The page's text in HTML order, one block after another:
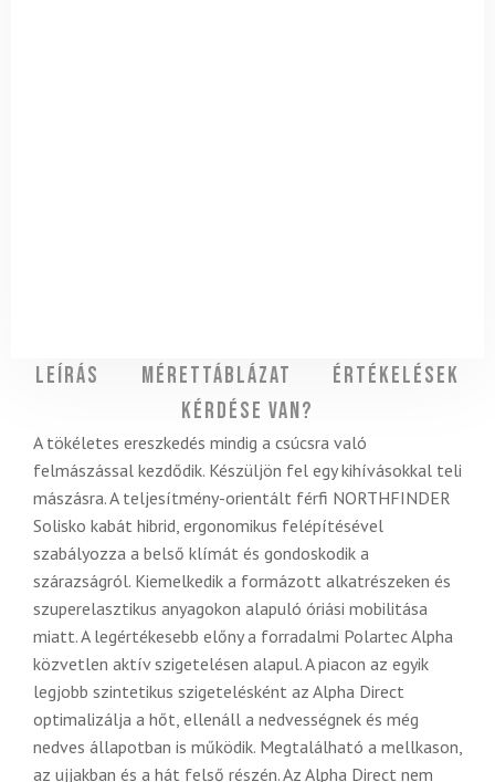
Leírás Mérettáblázat
Értékelések
Kérdése van?
A tökéletes ereszkedés mindig a csúcsra való
felmászással kezdődik. Készüljön fel egy kihívásokkal teli
mászásra. A teljesítmény-orientált férfi NORTHFINDER
Solisko kabát hibrid, ergonomikus felépítésével
szabályozza a belső klímát és gondoskodik a
szárazságról. Kiemelkedik a formázott alkatrészeken és
szuperelasztikus anyagokon alapuló óriási mobilitása
miatt. A legértékesebb előny a forradalmi Polartec Alpha
közvetlen aktív szigetelésen alapul. A piacon az egyik
legjobb szintetikus szigetelésként az Alpha Direct
optimalizálja a hőt, ellenáll a nedvességnek és még
nedves állapotban is működik. Megtalálható a mellkason,
az ujjakban és a hát felső részén. Az Alpha Direct nem